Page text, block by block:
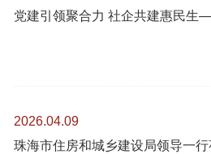
2026.04.09
珠海市住房和城乡建设局领导一